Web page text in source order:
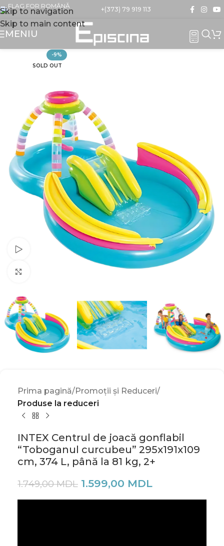
Skip to navigation
Skip to main content
+(373) 79 919 113
MENIU
-9%
SOLD OUT
Watch video
Prima pagină Promoții și Reduceri
Produse la reduceri
INTEX Centrul de joacă gonflabil
“Toboganul curcubeu” 295x191x109
cm, 374 L, până la 81 kg, 2+
1.749,00MDL 1.599,00 MDL